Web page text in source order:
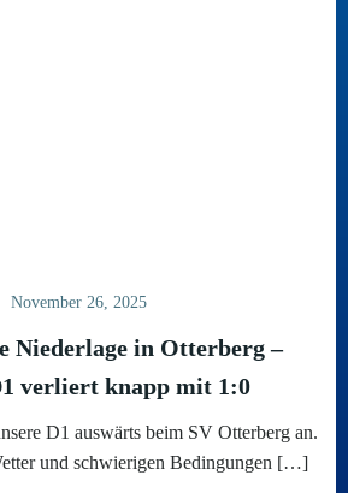
November 26, 2025
Niederlage in Otterberg –
verliert knapp mit 1:0
D1 auswärts beim SV Otterberg an.
und schwierigen Bedingungen […]